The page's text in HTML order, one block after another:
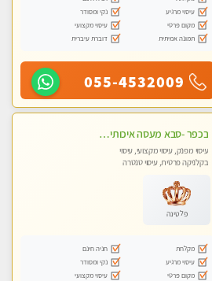
עיסוי מרגיע
נקי ומסודר
מקום פרטי
עיסוי מקצועי
תמונה אמיתית
דוברת עיברית
055-4532009
בכפר -סבא מעסה איכותית מקצועית ומפנקת מאוד חדשה מעסה צעירה ואלופה לעיסוי מפנק מומלץ מאוד ....פרטי!!
עיסוי מפנק, עיסוי מקצועי, עיסוי
בקלניקה פרטית, עיסוי טנטרה
פלטינה
מקלחת
חניה חינם
עיסוי מרגיע
נקי ומסודר
מקום פרטי
עיסוי מקצועי